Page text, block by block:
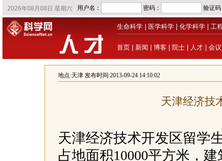
生命科学 医学科学 化学科学 工
首页 新闻 博客 院士 人才 会议
地点:天津发布时间:2013-09-24 14:10:02
天津经济技
天津经济技术开发区留学
占地面积10000平方米，